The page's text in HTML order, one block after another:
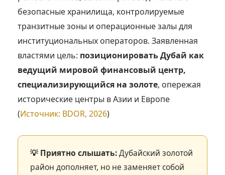
безопасные хранилища, контролируемые
транзитные зоны и операционные залы для
институциональных операторов. Заявленная
властями цель: позиционировать Дубай как
ведущий мировой финансовый центр,
специализирующийся на золоте, опережая
исторические центры в Азии и Европе
(Источник: BDOR, 2026)
💡 Приятно слышать:Дубайский золотой
район дополняет, но не заменяет собой